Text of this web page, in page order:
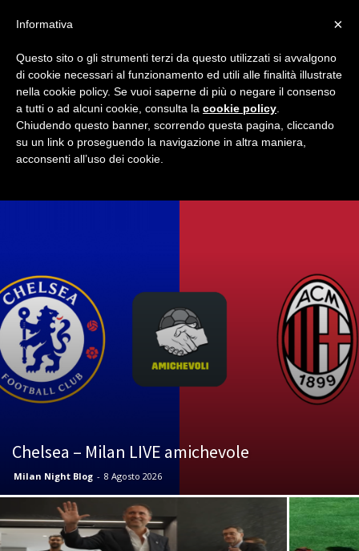
Home AC Milan Pagina 39
AC MILAN
Tutto quel che riguarda il Milan. Le partite stagionali, la rosa,
le news da Milanello e Casa Milan. Solo su Milan Night, il blog
dei tifosi rossoneri.
Chelsea – Milan LIVE amichevole
Milan Night Blog - 8 Agosto 2026
×
Informativa
Questo sito o gli strumenti terzi da questo utilizzati si avvalgono
di cookie necessari al funzionamento ed utili alle finalità illustrate
nella cookie policy. Se vuoi saperne di più o negare il consenso
a tutti o ad alcuni cookie, consulta la cookie policy
Chiudendo questo banner, scorrendo questa pagina, cliccando
su un link o proseguendo la navigazione in altra maniera,
acconsenti all’uso dei cookie.